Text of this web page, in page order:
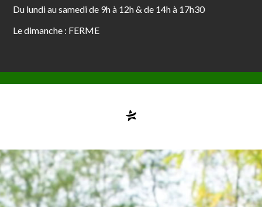
Du lundi au samedi de 9h à 12h & de 14h à 17h30
Le dimanche : FERME